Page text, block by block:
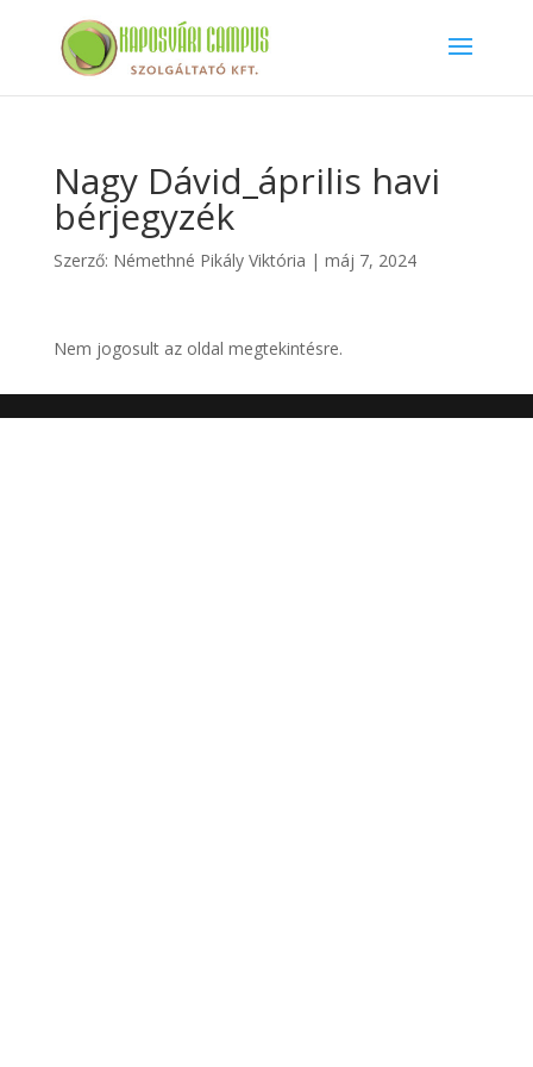
Nagy Dávid_április havi
bérjegyzék
Szerző: Némethné Pikály Viktória | máj 7, 2024
Nem jogosult az oldal megtekintésre.